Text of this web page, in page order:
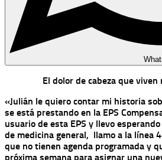
El dolor de cabeza que
«Julián le quiero contar mi historia
se está prestando en la EPS
usuario de esta EPS y llevo
de medicina general, llamo a la línea
que no tienen agenda programada y
próxima semana para asignar una